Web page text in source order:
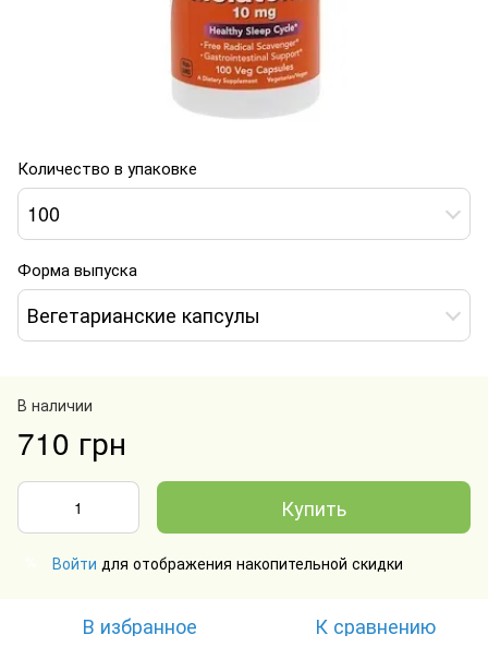
Количество в упаковке
100
Форма выпуска
Вегетарианские капсулы
В наличии
710 грн
Купить
Войти для отображения накопительной скидки
В избранное К сравнению